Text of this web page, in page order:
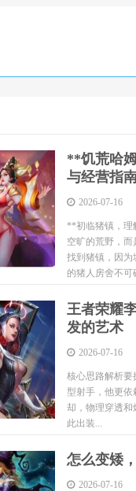
**饥荒哈
与经营指
2026-07-16
**初临猪镇，理
空旷的荒野，
找到猪镇，因为
的猪人房舍不
王者荣耀
发的艺术
2026-07-16
核心思路解析要
型射手，他更依
却，物理穿透和
此出装...
怎么变矮
2026-07-16